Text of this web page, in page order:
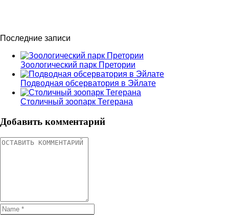
Последние записи
Зоологический парк Претории
Подводная обсерватория в Эйлате
Столичный зоопарк Тегерана
Добавить комментарий